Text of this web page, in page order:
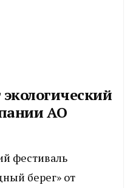
АО
фестиваль
берег» от